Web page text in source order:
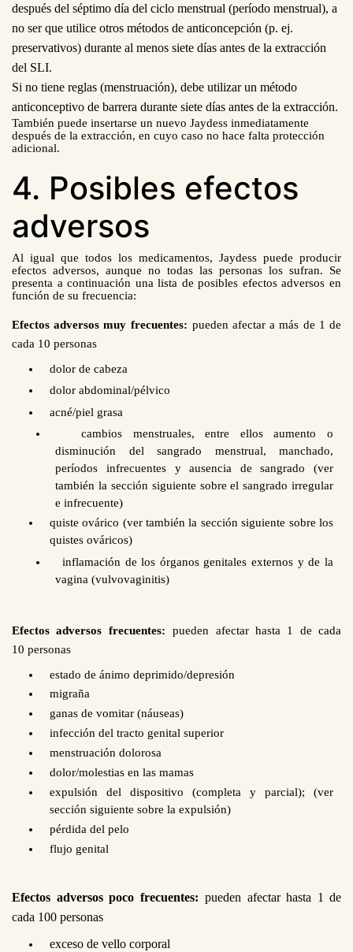
después del séptimo día del ciclo menstrual (período menstrual), a
no ser que utilice otros métodos de anticoncepción (p. ej.
preservativos) durante al menos siete días antes de la extracción
del SLI.
Si no tiene reglas (menstruación), debe utilizar un método
anticonceptivo de barrera durante siete días antes de la extracción.
También puede insertarse un nuevo Jaydess inmediatamente
después de la extracción, en cuyo caso no hace falta protección
adicional.
4. Posibles efectos
adversos
Al igual que todos los medicamentos, Jaydess puede producir
efectos adversos, aunque no todas las personas los sufran. Se
presenta a continuación una lista de posibles efectos adversos en
función de su frecuencia:
Efectos adversos muy frecuentes: pueden afectar a más de 1 de
cada 10 personas
dolor de cabeza
dolor abdominal/pélvico
acné/piel grasa
cambios menstruales, entre ellos aumento o
disminución del sangrado menstrual, manchado,
períodos infrecuentes y ausencia de
sangrado (ver
también la sección siguiente sobre el sangrado irregular
e infrecuente)
quiste ovárico (ver también la sección siguiente sobre los
quistes ováricos)
inflamación de los órganos genitales externos y de la
vagina (vulvovaginitis)
Efectos adversos frecuentes:
pueden afectar hasta 1 de cada
10 personas
estado de ánimo deprimido/depresión
migraña
ganas de vomitar (náuseas)
infección del tracto genital superior
menstruación dolorosa
dolor/molestias en las mamas
expulsión del dispositivo (completa y parcial); (ver
sección siguiente sobre la expulsión)
pérdida del pelo
flujo genital
Efectos adversos poco frecuentes: pueden afectar hasta 1 de
cada 100 personas
exceso de vello corporal